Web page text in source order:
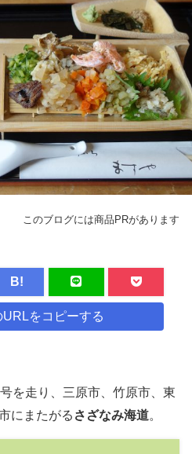
このブログには商品PRがあります
B!
をコピーする
を走り、三原市、竹原市、東
にまたがる さざなみ海道。